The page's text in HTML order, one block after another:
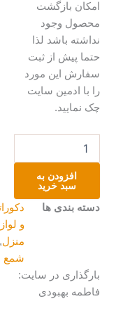
امکان بازگشت
محصول وجود
نداشته باشد لذا
حتما پیش از ثبت
سفارش این مورد
را با ادمین سایت
چک نمایید.
ونوس
چوبی
افزودن به
سبد خرید
دسته بندی ها
دکوراتیو
و لوازم
منزل
شمع
بارگذاری در سایت:
فاطمه بهبودی